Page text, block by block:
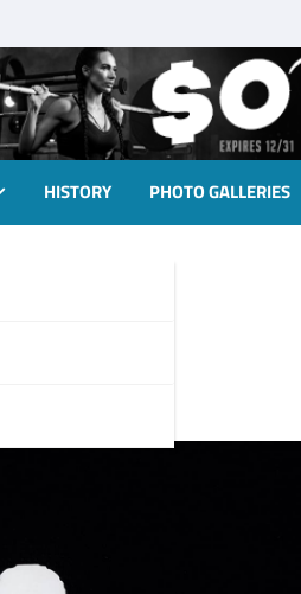
HISTORY PHOTO GALLERIES